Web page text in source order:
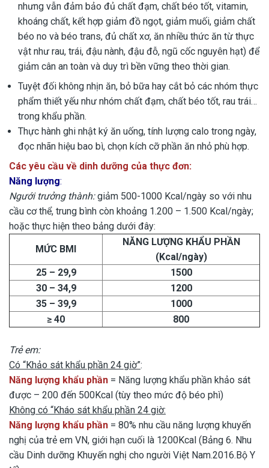
nhưng vẫn đảm bảo đủ chất đạm, chất béo tốt, vitamin,
khoáng chất, kết hợp giảm đồ ngọt, giảm muối, giảm chất
béo no và béo trans, đủ chất xơ, ăn nhiều thức ăn từ thực
vật như rau, trái, đậu nành, đậu đỗ, ngũ cốc nguyên hạt) để
giảm cân an toàn và duy trì bền vững theo thời gian.
Tuyệt đối không nhịn ăn, bỏ bữa hay cắt bỏ các nhóm thực
phẩm thiết yếu như nhóm chất đạm, chất béo tốt, rau trái…
trong khẩu phần.
Thực hành ghi nhật ký ăn uống, tính lượng calo trong ngày,
đọc nhãn hiệu bao bì, chọn kích cỡ phần ăn nhỏ phù hợp.
Các yêu cầu về dinh dưỡng của thực đơn:
Năng lượng:
Ngưới trưởng thành:giảm 500-1000 Kcal/ngày so với nhu
cầu cơ thể, trung bình còn khoảng 1.200 – 1.500 Kcal/ngày;
hoặc thực hiện theo bảng dưới đây:
MỨC BMI
NĂNG LƯỢNG KHẨU PHẦN
(Kcal/ngày)
25 – 29,9
1500
30 – 34,9
1200
35 – 39,9
1000
≥ 40
800
Trẻ em:
Có “Khảo sát khẩu phần 24 giờ”:
Năng lượng khẩu phần = Năng lượng khẩu phần khảo sát
được – 200 đến 500Kcal (tùy theo mức độ béo phì)
Không có “Kháo sát khẩu phần 24 giờ:
Năng lượng khẩu phần = 80% nhu cầu năng lượng khuyến
nghị của trẻ em VN, giới hạn cuối là 1200Kcal (Bảng 6. Nhu
cầu Dinh dưỡng Khuyến nghị cho người Việt Nam.2016.Bộ Y